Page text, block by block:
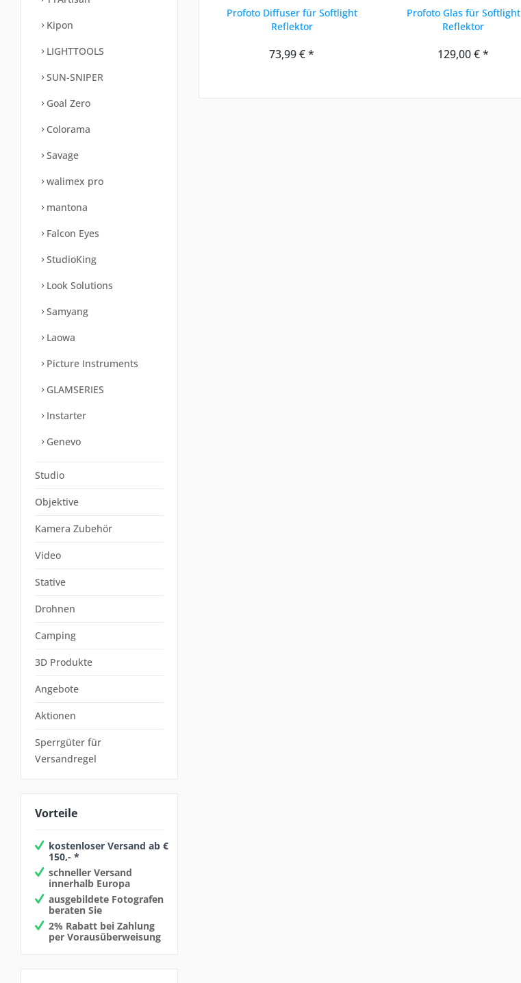
Kipon
LIGHTTOOLS
SUN-SNIPER
Goal Zero
Colorama
Savage
walimex pro
mantona
Falcon Eyes
StudioKing
Look Solutions
Samyang
Laowa
Picture Instruments
GLAMSERIES
Instarter
Genevo
Studio
Objektive
Kamera Zubehör
Video
Stative
Drohnen
Camping
3D Produkte
Angebote
Aktionen
Sperrgüter für
Versandregel
Vorteile
kostenloser Versand ab €
150,- *
schneller Versand
innerhalb Europa
ausgebildete Fotografen
beraten Sie
2% Rabatt bei Zahlung
per Vorausüberweisung
Profoto Diffuser für Softlight
Reflektor
73,99 € *
Profoto Glas für Softlight
Reflektor
129,00 € *